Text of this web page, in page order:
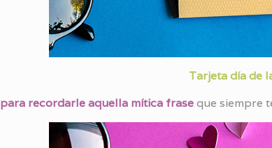
Tarjeta día de
para recordarle aquella mítica fraseque siempre